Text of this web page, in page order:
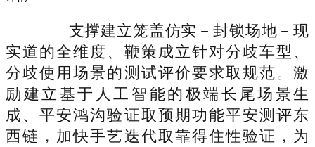
支撑建立笼盖仿实－封锁场地－现
实道的全维度、鞭策成立针对分歧车型、
分歧使用场景的测试评价要求取规范。激
励建立基于人工智能的极端长尾场景生
成、平安鸿沟验证取预期功能平安测评东
西链，加快手艺迭代取靠得住性验证，为